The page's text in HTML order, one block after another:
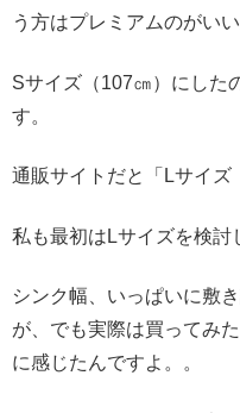
う方はプレミアムのがいい
Sサイズ（107㎝）にした
す。
通販サイトだと「Lサイズ
私も最初はLサイズを検討
シンク幅、いっぱいに敷
が、でも実際は買ってみ
に感じたんですよ。。